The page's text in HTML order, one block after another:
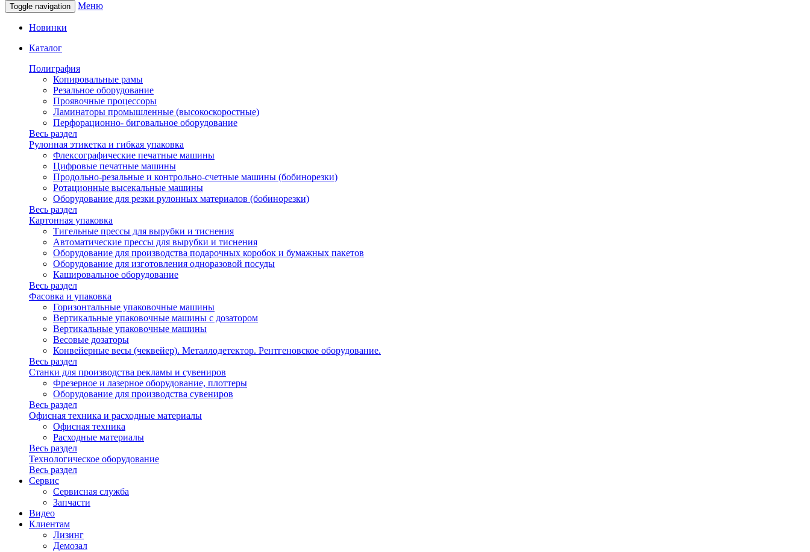
Toggle navigation Меню
Новинки
Каталог
Полиграфия
Копировальные рамы
Резальное оборудование
Проявочные процессоры
Ламинаторы промышленные (высокоскоростные)
Перфорационно- биговальное оборудование
Весь раздел
Рулонная этикетка и гибкая упаковка
Флексографические печатные машины
Цифровые печатные машины
Продольно-резальные и контрольно-счетные машины (бобинорезки)
Ротационные высекальные машины
Оборудование для резки рулонных материалов (бобинорезки)
Весь раздел
Картонная упаковка
Тигельные прессы для вырубки и тиснения
Автоматические прессы для вырубки и тиснения
Оборудование для производства подарочных коробок и бумажных пакетов
Оборудование для изготовления одноразовой посуды
Кашировальное оборудование
Весь раздел
Фасовка и упаковка
Горизонтальные упаковочные машины
Вертикальные упаковочные машины с дозатором
Вертикальные упаковочные машины
Весовые дозаторы
Конвейерные весы (чеквейер). Металлодетектор. Рентгеновское оборудование.
Весь раздел
Станки для производства рекламы и сувениров
Фрезерное и лазерное оборудование, плоттеры
Оборудование для производства сувениров
Весь раздел
Офисная техника и расходные материалы
Офисная техника
Расходные материалы
Весь раздел
Технологическое оборудование
Весь раздел
Сервис
Сервисная служба
Запчасти
Видео
Клиентам
Лизинг
Демозал